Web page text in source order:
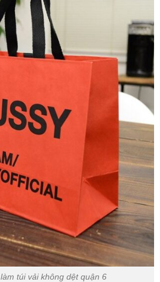
túi vải không dệt quận 6